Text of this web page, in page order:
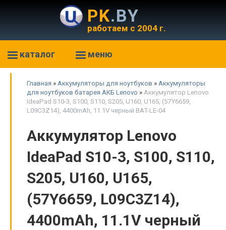
PK.BY
работаем с 2004 г.
каталог меню
Главная » Аккумуляторы для ноутбуков » Аккумуляторы
для ноутбуков батарея АКБ Lenovo » Аккумулятор Lenovo
IdeaPad S10-3, S100, S110, S205, U160, U165, (57Y6659,
L09C3Z14), 4400mAh, 11.1V черный BAT-LE-04
Аккумулятор Lenovo
IdeaPad S10-3, S100, S110,
S205, U160, U165,
(57Y6659, L09C3Z14),
4400mAh, 11.1V черный